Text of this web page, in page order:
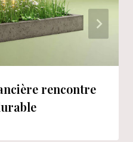
rencontre